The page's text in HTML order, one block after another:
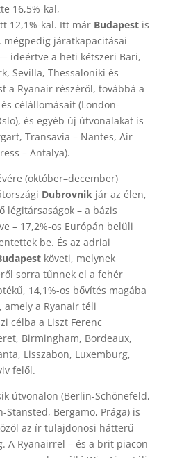
16,5%-kal,
12,1%-kal. Itt már Budapestis
járatkapacitásai
ideértve a heti kétszeri Bari,
Sevilla, Thessaloniki és
a Ryanair részéről, továbbá a
célállomásait (London-
és egyéb új útvonalakat is
Transavia – Nantes, Air
– Antalya).
(október–december)
Dubrovnikjár az élen,
légitársaságok – a bázis
– 17,2%-os Európán belüli
be. És az adriai
követi, melynek
sorra tűnnek el a fehér
14,1%-os bővítés magába
a Ryanair téli
célba a Liszt Ferenc
Birmingham, Bordeaux,
Lisszabon, Luxemburg,
felől.
útvonalon (Berlin-Schönefeld,
Stansted, Bergamo, Prága) is
az ír tulajdonosi hátterű
A Ryanairrel – és a brit piacon